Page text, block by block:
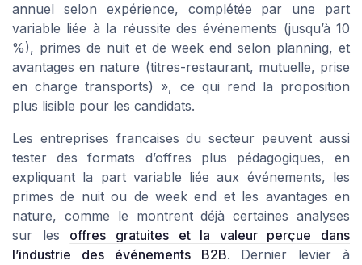
annuel selon expérience, complétée par une part
variable liée à la réussite des événements (jusqu’à 10
%), primes de nuit et de week end selon planning, et
avantages en nature (titres-restaurant, mutuelle, prise
en charge transports) », ce qui rend la proposition
plus lisible pour les candidats.
Les entreprises francaises du secteur peuvent aussi
tester des formats d’offres plus pédagogiques, en
expliquant la part variable liée aux événements, les
primes de nuit ou de week end et les avantages en
nature, comme le montrent déjà certaines analyses
sur les offres gratuites et la valeur perçue dans
l’industrie des événements B2B. Dernier levier à